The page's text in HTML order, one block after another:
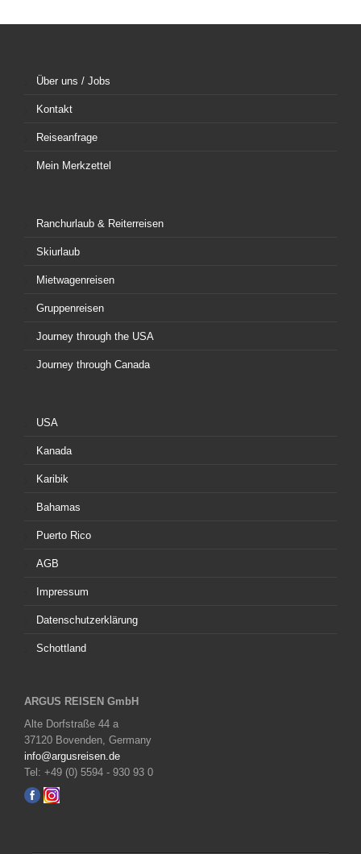
Über uns / Jobs
Kontakt
Reiseanfrage
Mein Merkzettel
Ranchurlaub & Reiterreisen
Skiurlaub
Mietwagenreisen
Gruppenreisen
Journey through the USA
Journey through Canada
USA
Kanada
Karibik
Bahamas
Puerto Rico
AGB
Impressum
Datenschutzerklärung
Schottland
ARGUS REISEN GmbH
Alte Dorfstraße 44 a
37120 Bovenden, Germany
info@argusreisen.de
Tel: +49 (0) 5594 - 930 93 0